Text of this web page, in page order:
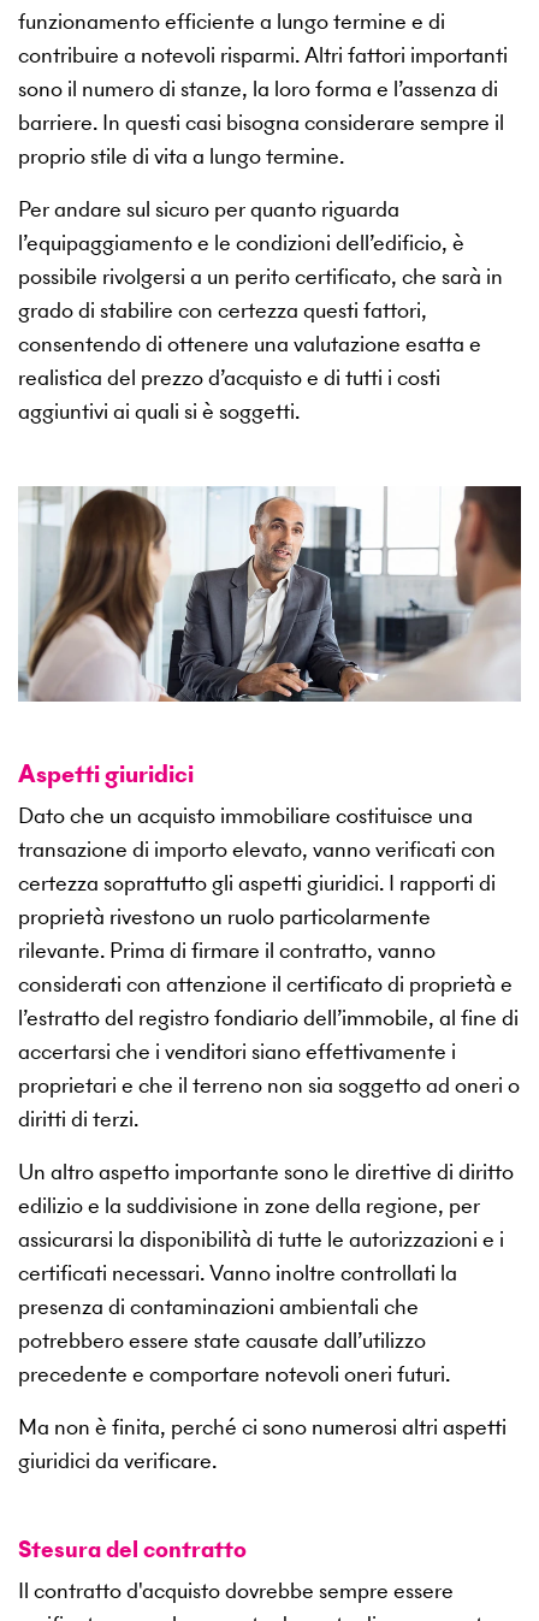
funzionamento efficiente a lungo termine e di
contribuire a notevoli risparmi. Altri fattori importanti
sono il numero di stanze, la loro forma e l’assenza di
barriere. In questi casi bisogna considerare sempre il
proprio stile di vita a lungo termine.
Per andare sul sicuro per quanto riguarda
l’equipaggiamento e le condizioni dell’edificio, è
possibile rivolgersi a un perito certificato, che sarà in
grado di stabilire con certezza questi fattori,
consentendo di ottenere una valutazione esatta e
realistica del prezzo d’acquisto e di tutti i costi
aggiuntivi ai quali si è soggetti.
Aspetti giuridici
Dato che un acquisto immobiliare costituisce una
transazione di importo elevato, vanno verificati con
certezza soprattutto gli aspetti giuridici. I rapporti di
proprietà rivestono un ruolo particolarmente
rilevante. Prima di firmare il contratto, vanno
considerati con attenzione il certificato di proprietà e
l’estratto del registro fondiario dell’immobile, al fine di
accertarsi che i venditori siano effettivamente i
proprietari e che il terreno non sia soggetto ad oneri o
diritti di terzi.
Un altro aspetto importante sono le direttive di diritto
edilizio e la suddivisione in zone della regione, per
assicurarsi la disponibilità di tutte le autorizzazioni e i
certificati necessari. Vanno inoltre controllati la
presenza di contaminazioni ambientali che
potrebbero essere state causate dall’utilizzo
precedente e comportare notevoli oneri futuri.
Ma non è finita, perché ci sono numerosi altri aspetti
giuridici da verificare.
Stesura del contratto
Il contratto d'acquisto dovrebbe sempre essere